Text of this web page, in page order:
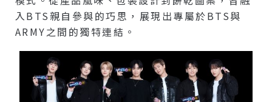
入BTS親自參與的巧思，展現出專屬於BTS與
ARMY之間的獨特連結。